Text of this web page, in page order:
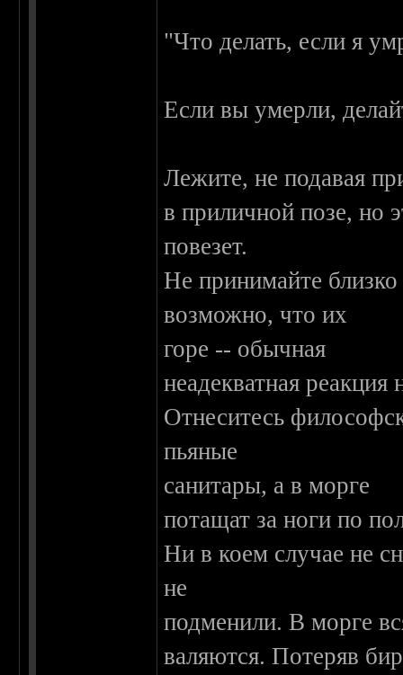
"Что делать, если я
Если вы умерли,
Лежите, не подавая
в приличной позе, но
повезет.
Не принимайте
возможно, что их
горе -- обычная
неадекватная реакция
Отнеситесь
пьяные
санитары, а в морге
потащат за ноги по
Ни в коем случае не
не
подменили. В морге
валяются. Потеряв